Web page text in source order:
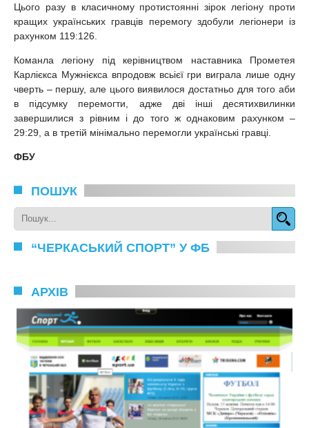
Цього разу в класичному протистоянні зірок легіону проти
кращих українських гравців перемогу здобули легіонери із
рахунком 119:126.
Команла легіону під керівництвом наставника Прометея
Карлієкса Мужнієкса впродовж всьієї гри виграла лише одну
чверть – першу, але цього виявилося достатньо для того аби
в підсумку перемогти, адже дві інші десятихвилинки
завершилися з рівним і до того ж однаковим рахунком –
29:29, а в третій мінімально перемогли українські гравці.
ФБУ
ПОШУК
“ЧЕРКАСЬКИЙ СПОРТ” У ФБ
АРХІВ